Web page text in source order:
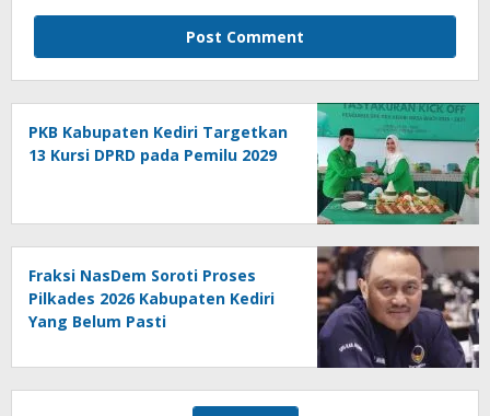
PKB Kabupaten Kediri Targetkan
13 Kursi DPRD pada Pemilu 2029
Fraksi NasDem Soroti Proses
Pilkades 2026 Kabupaten Kediri
Yang Belum Pasti